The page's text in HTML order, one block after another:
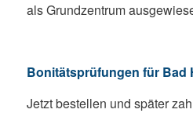
als Grundzentrum
Bonitätsprüfungen für Bad
Jetzt bestellen und später